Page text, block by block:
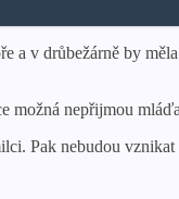
v drůbežárně by
možná nepřijmou
Pak nebudou